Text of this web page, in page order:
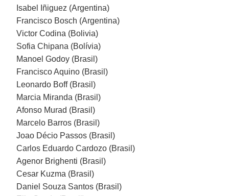
Isabel Iñiguez (Argentina)
Francisco Bosch (Argentina)
Victor Codina (Bolivia)
Sofia Chipana (Bolívia)
Manoel Godoy (Brasil)
Francisco Aquino (Brasil)
Leonardo Boff (Brasil)
Marcia Miranda (Brasil)
Afonso Murad (Brasil)
Marcelo Barros (Brasil)
Joao Décio Passos (Brasil)
Carlos Eduardo Cardozo (Brasil)
Agenor Brighenti (Brasil)
Cesar Kuzma (Brasil)
Daniel Souza Santos (Brasil)